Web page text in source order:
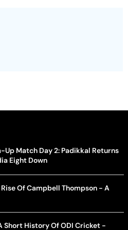
Up Match Day 2: Padikkal Returns
Eight Down
Of Campbell Thompson - A
History Of ODI Cricket -